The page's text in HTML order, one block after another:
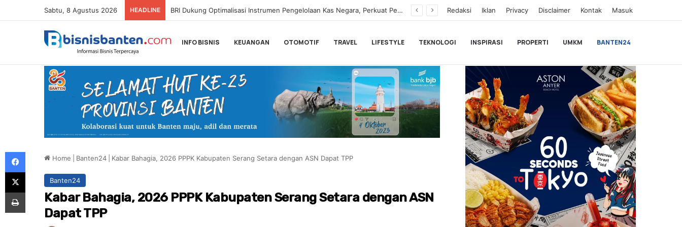
Sabtu, 8 Agustus 2026 HEADLINE Hampir Sentuh 70.000 Pengguna, Polytron Optimis Sambut Ajang GIIAS 2026 dengan Respon Positif Redaksi Iklan Privacy Disclaimer Kontak Masuk
INFO BISNIS KEUANGAN OTOMOTIF TRAVEL LIFESTYLE TEKNOLOGI INSPIRASI PROPERTI UMKM BANTEN24
Home Banten24 Kabar Bahagia, 2026 PPPK Kabupaten Serang Setara dengan ASN Dapat TPP
Banten24
Kabar Bahagia, 2026 PPPK Kabupaten Serang Setara dengan ASN
Dapat TPP